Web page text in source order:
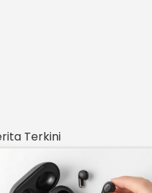
Terkini